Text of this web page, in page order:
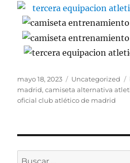
Publicado
el
mayo 18, 2023 Categorías
Uncategorized
madrid,camiseta alternativa
oficial club atlético de madrid
Buscar